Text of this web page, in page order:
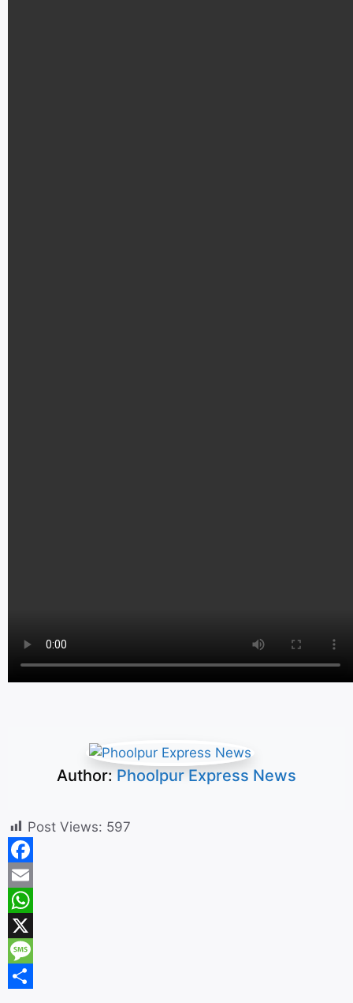
Author: Phoolpur Express News
Post Views: 597
F
a
c
e
b
E
m
a
W
h
a
X
M